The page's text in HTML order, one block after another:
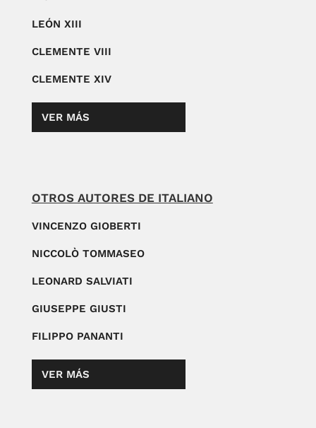
LEÓN XIII
CLEMENTE VIII
CLEMENTE XIV
VER MÁS
OTROS AUTORES DE ITALIANO
VINCENZO GIOBERTI
NICCOLÒ TOMMASEO
LEONARD SALVIATI
GIUSEPPE GIUSTI
FILIPPO PANANTI
VER MÁS